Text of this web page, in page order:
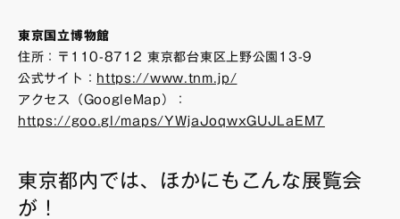
東京国立博物館
住所：〒110-8712 東京都台東区上野公園13-9
公式サイト： https://www.tnm.jp/
アクセス（GoogleMap）：
https://goo.gl/maps/YWjaJoqwxGUJLaEM7
東京都内では、ほかにもこんな展覧会
が！